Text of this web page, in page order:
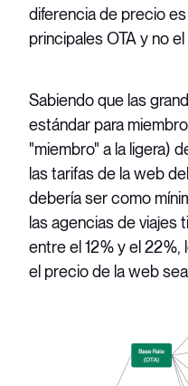
diferencia de precio
principales OTA y no
Sabiendo que las
estándar para
"miembro" a la ligera)
las tarifas de la web
debería ser como
las agencias de viajes
entre el 12% y el 22%,
el precio de la web